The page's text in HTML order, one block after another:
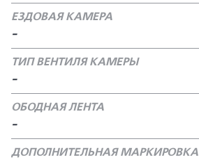
ЕЗДОВАЯ КАМЕРА
-
ТИП ВЕНТИЛЯ КАМЕРЫ
-
ОБОДНАЯ ЛЕНТА
-
ДОПОЛНИТЕЛЬНАЯ МАРКИРОВКА